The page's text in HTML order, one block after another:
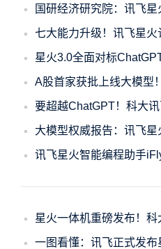
国研经济研究院：讯飞
七大能力升级！讯飞星
星火3.0全面对标
A股首家获批上线大模型
要超越ChatGPT！科大
大模型权威报告：讯飞星
讯飞星火智能编程助手
星火一体机重磅发布！
一图看懂：讯飞正式发